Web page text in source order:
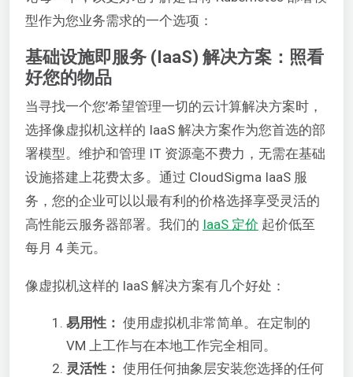
型作为您业务需求的一个选项：
基础设施即服务 (IaaS) 解决方案：照看
好您的物品
当寻找一个您’希望管理一切的云计算解决方案时，
选择像虚拟机这样的 IaaS 解决方案作为您首选的部
署模型。维护和管理 IT 资源毫不费力，无需在基础
设施搭建上花费太多。通过 CloudSigma IaaS 服
务，您的企业可以以最有利的价格选择享受灵活的
高性能云服务器部署。我们的 IaaS 定价 起价低至
每月 4 美元。
像虚拟机这样的 IaaS 解决方案有几个好处：
易用性： 使用虚拟机非常简单。在定制的
VM 上工作与在本地工作完全相同。
灵活性： 使用任何抽象层安装您选择的任何